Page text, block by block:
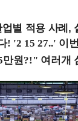
, 실질적인 실행 전략을